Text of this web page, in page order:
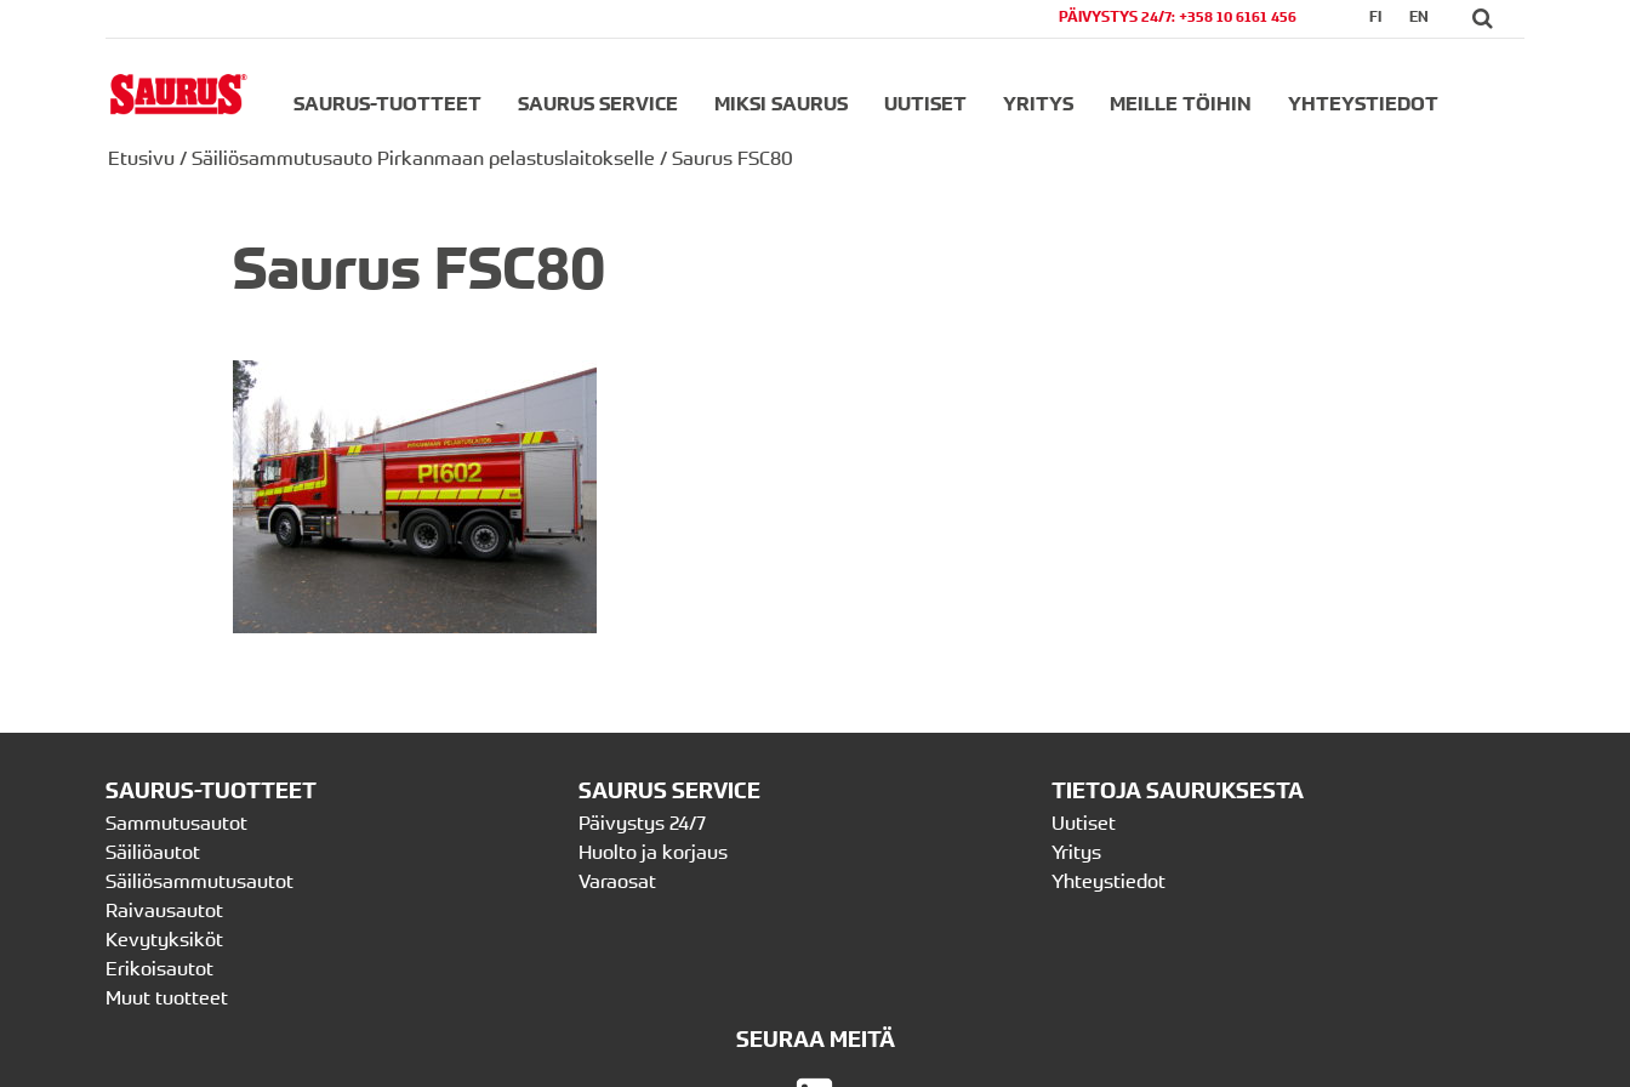
FI EN
PÄIVYSTYS 24/7: +358 10 6161 456
SAURUS-TUOTTEET SAURUS SERVICE MIKSI SAURUS UUTISET YRITYS MEILLE TÖIHIN YHTEYSTIEDOT
Etusivu / Säiliösammutusauto Pirkanmaan pelastuslaitokselle / Saurus FSC80
Saurus FSC80
SAURUS-TUOTTEET
Sammutusautot
Säiliöautot
Säiliösammutusautot
Raivausautot
Kevytyksiköt
Erikoisautot
Muut tuotteet
SAURUS SERVICE
Päivystys 24/7
Huolto ja korjaus
Varaosat
TIETOJA SAURUKSESTA
Uutiset
Yritys
Yhteystiedot
SEURAA MEITÄ